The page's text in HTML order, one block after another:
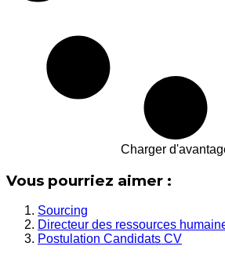
Charger
Vous pourriez aimer :
Sourcing
Directeur des ressources
Postulation Candidats CV